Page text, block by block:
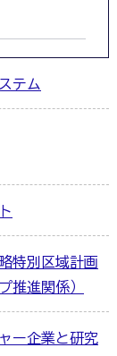
テム
特別区域計画
推進関係）
ー企業と研究